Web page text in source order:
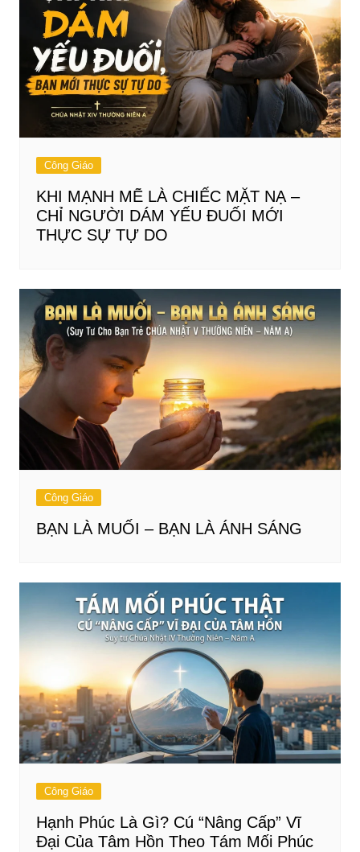
Công Giáo
KHI MẠNH MẼ LÀ CHIẾC MẶT NẠ –
CHỈ NGƯỜI DÁM YẾU ĐUỐI MỚI
THỰC SỰ TỰ DO
Công Giáo
BẠN LÀ MUỐI – BẠN LÀ ÁNH SÁNG
Công Giáo
Hạnh Phúc Là Gì? Cú “Nâng Cấp” Vĩ
Đại Của Tâm Hồn Theo Tám Mối Phúc